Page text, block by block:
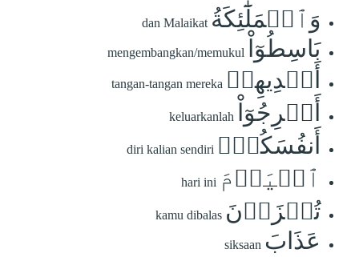
وَٱلۡمَلَٰٓئِكَةُ dan Malaikat
بَاسِطُوٓاْ mengembangkan/memukul
أَيۡدِيهِمۡ tangan-tangan mereka
أَخۡرِجُوٓاْ keluarkanlah
أَنفُسَكُمُۖ diri kalian sendiri
ٱلۡيَوۡمَ hari ini
تُجۡزَوۡنَ kamu dibalas
عَذَابَ siksaan